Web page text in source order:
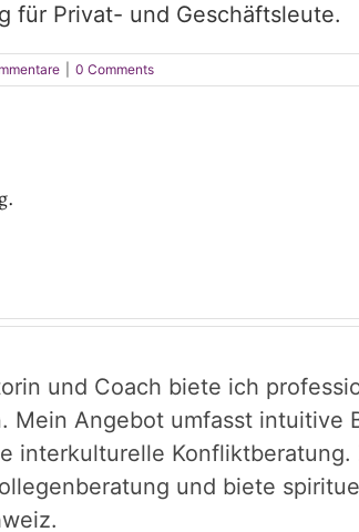
für Privat- und Geschäftsleute.
0 Comments
und Coach biete ich
Mein Angebot umfasst
interkulturelle
und biete